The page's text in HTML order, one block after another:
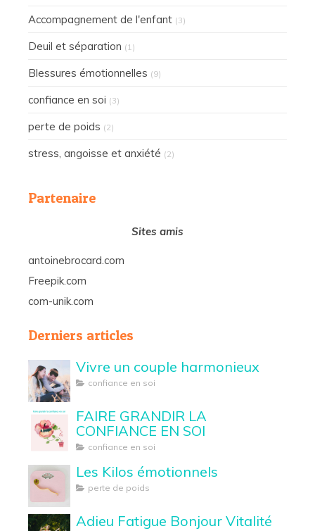
Accompagnement de l'enfant (3)
Deuil et séparation (1)
Blessures émotionnelles (9)
confiance en soi (3)
perte de poids (2)
stress, angoisse et anxiété (2)
Partenaire
Sites amis
antoinebrocard.com
Freepik.com
com-unik.com
Derniers articles
Vivre un couple harmonieux
confiance en soi
FAIRE GRANDIR LA
CONFIANCE EN SOI
confiance en soi
Les Kilos émotionnels
perte de poids
Adieu Fatigue Bonjour Vitalité